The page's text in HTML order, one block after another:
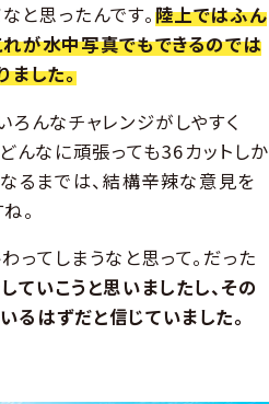
思ったんです。陸上ではふん
が水中写真でもできるのでは
ました。
ろんなチャレンジがしやすく
んなに頑張っても36カットしか
なるまでは、結構辛辣な意見を
。
ってしまうなと思って。だった
いこうと思いましたし、その
はずだと信じていました。